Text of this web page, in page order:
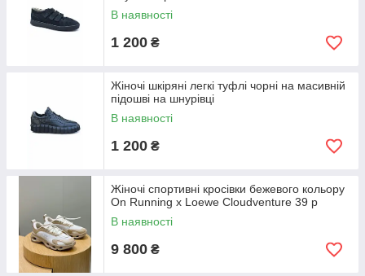
В наявності
1 200 ₴
Жіночі шкіряні легкі туфлі чорні на масивній
підошві на шнурівці
В наявності
1 200 ₴
Жіночі спортивні кросівки бежевого кольору
On Running x Loewe Cloudventure 39 р
В наявності
9 800 ₴